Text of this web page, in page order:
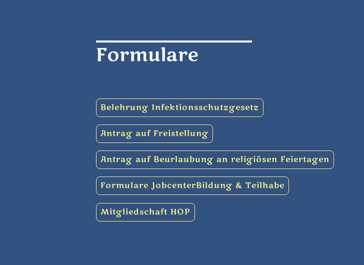
Formulare
Formulare JobcenterBildung & Teilhabe
Belehrung Infektionsschutzgesetz
Antrag auf Freistellung
Antrag auf Beurlaubung an religiösen Feiertagen
Mitgliedschaft HOP